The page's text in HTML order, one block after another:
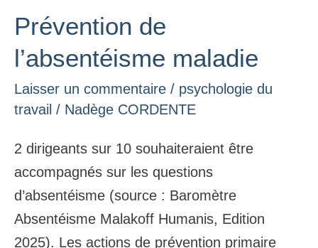
Prévention de
l’absentéisme maladie
Laisser un commentaire / psychologie du
travail / Nadège CORDENTE
2 dirigeants sur 10 souhaiteraient être
accompagnés sur les questions
d’absentéisme (source : Baromètre
Absentéisme Malakoff Humanis, Edition
2025). Les actions de prévention primaire
Prévention
l’absentéisme
maladie